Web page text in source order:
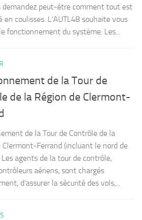
demandez peut-être comment tout est
en coulisses. L’AUTL48 souhaite vous
fonctionnement du système. Les...
de la Tour de
de la Région de Clermont-
de la Tour de Contrôle de la
Clermont-Ferrand (incluant le nord de
Les agents de la tour de contrôle,
aériens, sont chargés
d’assurer la sécurité des vols,...